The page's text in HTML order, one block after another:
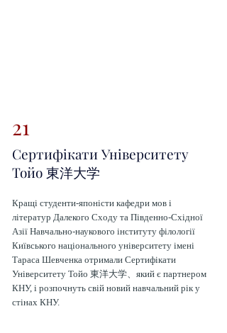
21
Сертифікати Університету
Тойо 東洋大学
Кращі студенти-японісти кафедри мов і
літератур Далекого Сходу та Південно-Східної
Азії Навчально-наукового інституту філології
Київського національного університету імені
Тараса Шевченка отримали Сертифікати
Університету Тойо 東洋大学、який є партнером
КНУ, і розпочнуть свій новий навчальний рік у
стінах КНУ.